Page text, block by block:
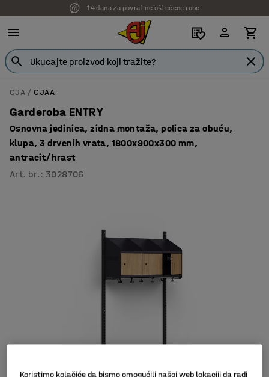
7 godina garancije
CJA CJAA
Garderoba ENTRY
Osnovna jedinica, zidna montaža, polica za obuću,
klupa, 3 drvenih vrata, 1800x900x300 mm,
antracit/hrast
Art. br. : 3028706
Koristimo kolačiće da bismo omogućili našoj web lokaciji da radi